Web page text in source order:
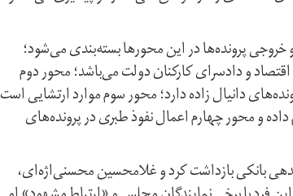
و خروجی پرونده‌ها در این محور‌ها بسته‌بندی می‌شود؛
امنیت، دادسرای اقتصاد و دادسرای کارکنان دولت می‌باشد؛ محور دوم
دانیال زاده دارد؛ محور سوم موارد ارتشایی است
و محور چهارم اعمال نفوذ طبری در پرونده‌های
در ارتباط با پرونده بدهی بانکی بازداشت کرد و غلامحسین‌ محسنی‌اژه‌ای،